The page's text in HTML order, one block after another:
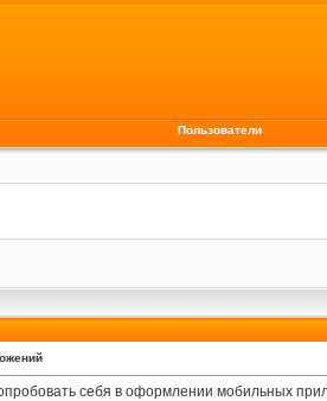
Пользователи
себя в оформлении мобильных